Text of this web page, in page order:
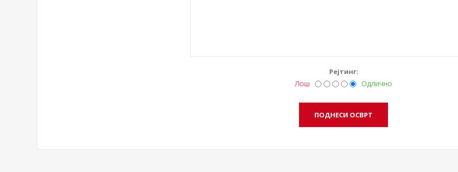
Рејтинг:
Лош Одлично